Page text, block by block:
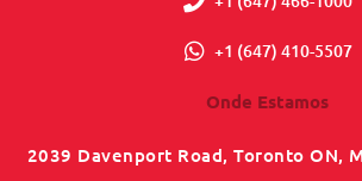
+1 (647) 410-5507
Onde Estamos
2039 Davenport Road, Toronto ON,